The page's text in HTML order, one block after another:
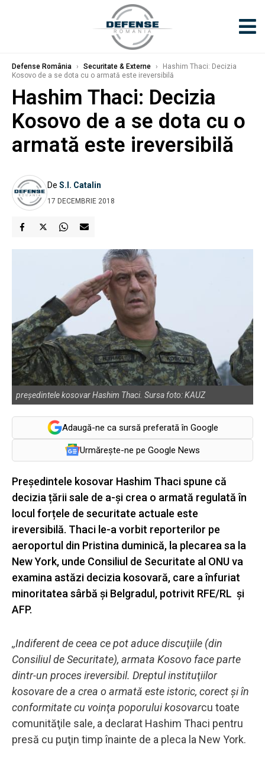
Defense România › Securitate & Externe ›
Hashim Thaci: Decizia
Kosovo de a se dota cu o armată este ireversibilă
Hashim Thaci: Decizia
Kosovo de a se dota cu o
armată este ireversibilă
De S.I. Catalin
17 DECEMBRIE 2018
președintele kosovar Hashim Thaci. Sursa foto: KAUZ
Adaugă-ne ca sursă preferată în Google
Urmărește-ne pe Google News
Președintele kosovar Hashim Thaci spune că
decizia țării sale de a-și crea o armată regulată în
locul forțele de securitate actuale este
ireversibilă. Thaci le-a vorbit reporterilor pe
aeroportul din Pristina duminică, la plecarea sa la
New York, unde Consiliul de Securitate al ONU va
examina astăzi decizia kosovară, care a înfuriat
minoritatea sârbă și Belgradul, potrivit RFE/RL şi
AFP.
,,Indiferent de ceea ce pot aduce discuţiile (din
Consiliul de Securitate), armata Kosovo face parte
dintr-un proces ireversibil. Dreptul instituţiilor
kosovare de a crea o armată este istoric, corect şi în
conformitate cu voinţa poporului kosovarcu toate
comunităţile sale, a declarat Hashim Thaci pentru
presă cu puţin timp înainte de a pleca la New York.